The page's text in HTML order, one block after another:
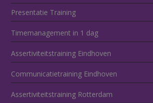
Presentatie Training
Timemanagement in 1 dag
Assertiviteitstraining Eindhoven
Communicatietraining Eindhoven
Assertiviteitstraining Rotterdam